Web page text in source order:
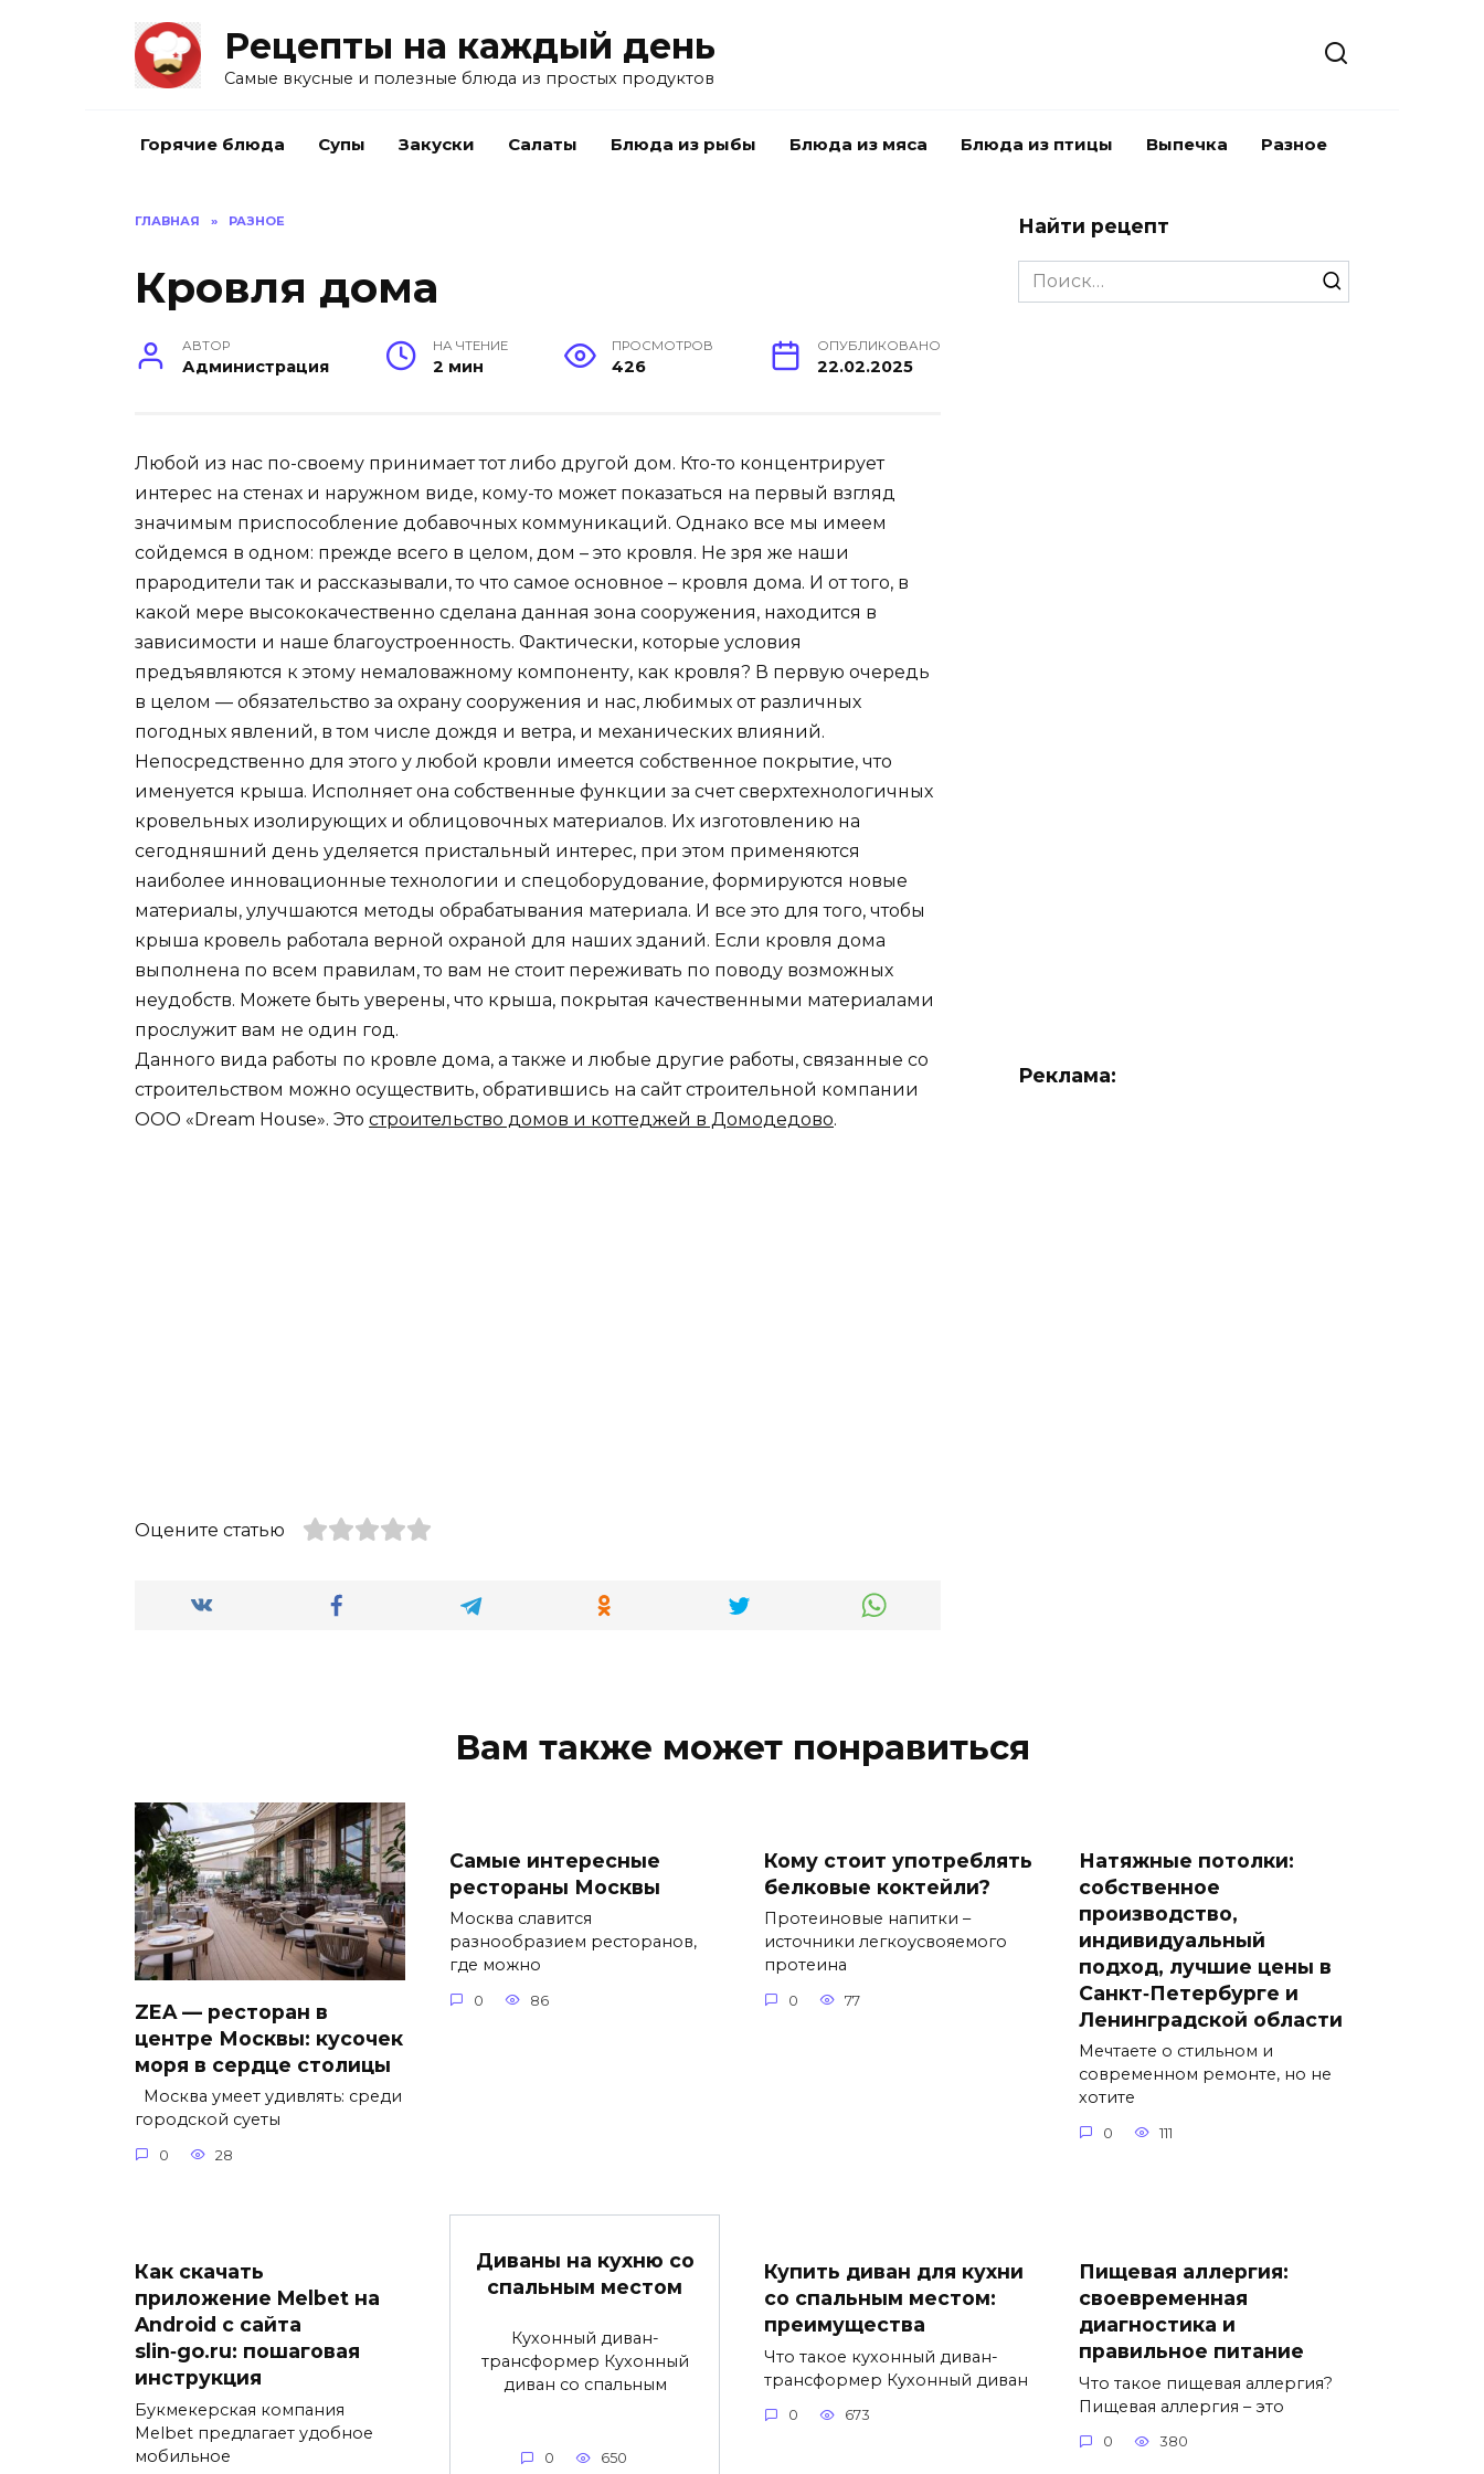
Рецепты на каждый день
Самые вкусные и полезные блюда из простых продуктов
Горячие блюда Супы Закуски Салаты Блюда из рыбы Блюда из мяса Блюда из птицы Выпечка Разное
ГЛАВНАЯ » РАЗНОЕ
Кровля дома
АВТОР
Администрация
НА ЧТЕНИЕ
2 мин
ПРОСМОТРОВ
426
ОПУБЛИКОВАНО
22.02.2025
Любой из нас по-своему принимает тот либо другой дом. Кто-то концентрирует
интерес на стенах и наружном виде, кому-то может показаться на первый взгляд
значимым приспособление добавочных коммуникаций. Однако все мы имеем
сойдемся в одном: прежде всего в целом, дом – это кровля. Не зря же наши
прародители так и рассказывали, то что самое основное – кровля дома. И от того, в
какой мере высококачественно сделана данная зона сооружения, находится в
зависимости и наше благоустроенность. Фактически, которые условия
предъявляются к этому немаловажному компоненту, как кровля? В первую очередь
в целом — обязательство за охрану сооружения и нас, любимых от различных
погодных явлений, в том числе дождя и ветра, и механических влияний.
Непосредственно для этого у любой кровли имеется собственное покрытие, что
именуется крыша. Исполняет она собственные функции за счет сверхтехнологичных
кровельных изолирующих и облицовочных материалов. Их изготовлению на
сегодняшний день уделяется пристальный интерес, при этом применяются
наиболее инновационные технологии и спецоборудование, формируются новые
материалы, улучшаются методы обрабатывания материала. И все это для того, чтобы
крыша кровель работала верной охраной для наших зданий. Если кровля дома
выполнена по всем правилам, то вам не стоит переживать по поводу возможных
неудобств. Можете быть уверены, что крыша, покрытая качественными материалами
прослужит вам не один год.
Данного вида работы по кровле дома, а также и любые другие работы, связанные со
строительством можно осуществить, обратившись на сайт строительной компании
ООО «Dream House». Это строительство домов и коттеджей в Домодедово.
Оцените статью
Найти рецепт
Search
for:
Реклама:
Вам также может понравиться
ZEA — ресторан в
центре Москвы: кусочек
моря в сердце столицы
Москва умеет удивлять: среди
городской суеты
0 28
Самые интересные
рестораны Москвы
Москва славится
разнообразием ресторанов,
где можно
0 86
Кому стоит употреблять
белковые коктейли?
Протеиновые напитки –
источники легкоусвояемого
протеина
0 77
Натяжные потолки:
собственное
производство,
индивидуальный
подход, лучшие цены в
Санкт‑Петербурге и
Ленинградской области
Мечтаете о стильном и
современном ремонте, но не
хотите
0 111
Как скачать
приложение Melbet на
Android с сайта
slin‑go.ru: пошаговая
инструкция
Букмекерская компания
Melbet предлагает удобное
мобильное
Диваны на кухню со
спальным местом
Кухонный диван-
трансформер Кухонный
диван со спальным
0 650
Купить диван для кухни
со спальным местом:
преимущества
Что такое кухонный диван-
трансформер Кухонный диван
0 673
Пищевая аллергия:
своевременная
диагностика и
правильное питание
Что такое пищевая аллергия?
Пищевая аллергия – это
0 380